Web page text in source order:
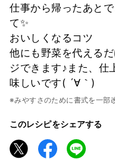
仕事から帰ったあと
て✨
おいしくなるコツ
他にも野菜を代える
ジできます♪また、仕
味しいです( ´∀｀)
※みやすさのために書式を一部
このレシピをシェアする